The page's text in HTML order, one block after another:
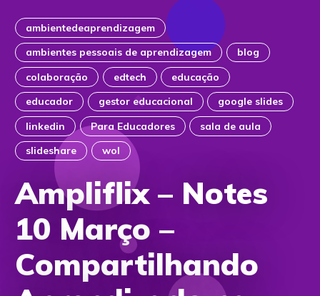
ambientedeaprendizagem
ambientes pessoais de aprendizagem
blog
colaboração
edtech
educação
educador
gestor educacional
google slides
linkedin
Para Educadores
sala de aula
slideshare
wol
Ampliflix – Notes
10 Março –
Compartilhando